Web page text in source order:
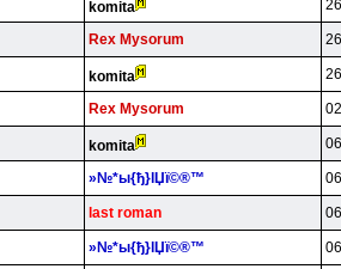
komita
Rex Mysorum
komita
Rex Mysorum
komita
»№*ы{ђ}lЏї©®™
last roman
»№*ы{ђ}lЏї©®™